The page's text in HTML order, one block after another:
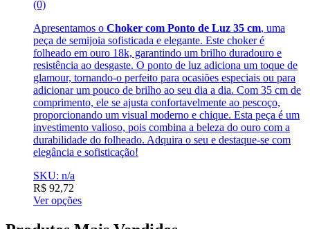
(0)
Apresentamos o Choker com Ponto de Luz 35 cm, uma
peça de semijoia sofisticada e elegante. Este choker é
folheado em ouro 18k, garantindo um brilho duradouro e
resistência ao desgaste. O ponto de luz adiciona um toque de
glamour, tornando-o perfeito para ocasiões especiais ou para
adicionar um pouco de brilho ao seu dia a dia. Com 35 cm de
comprimento, ele se ajusta confortavelmente ao pescoço,
proporcionando um visual moderno e chique. Esta peça é um
investimento valioso, pois combina a beleza do ouro com a
durabilidade do folheado. Adquira o seu e destaque-se com
elegância e sofisticação!
SKU: n/a
R$ 92,72
Ver opções